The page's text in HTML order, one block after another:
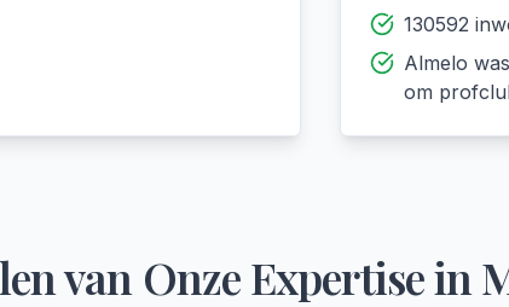
130592
Almelo
om
van Onze Expertise in